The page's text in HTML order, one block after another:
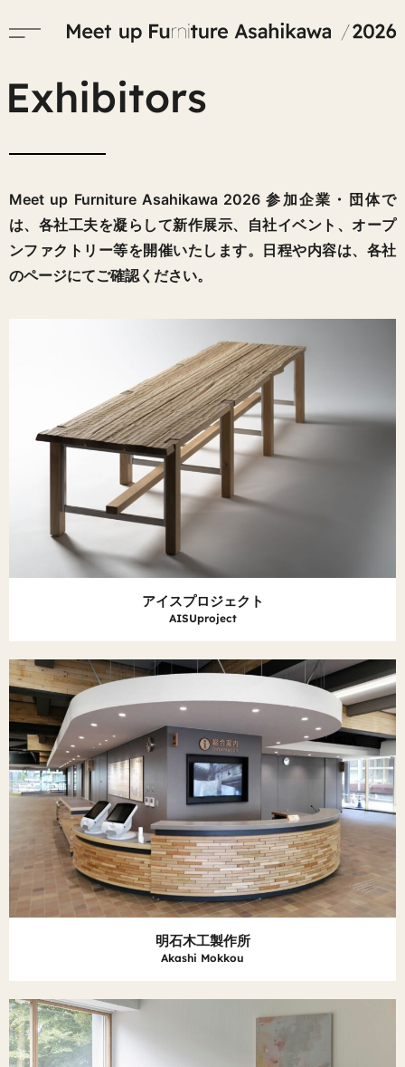
Exhibitors
Meet up Furniture Asahikawa 2026 参加企業・団体で
は、各社工夫を凝らして新作展示、自社イベント、オープ
ンファクトリー等を開催いたします。日程や内容は、各社
のページにてご確認ください。
アイスプロジェクト
AISUproject​
明石木工製作所
Akashi Mokkou